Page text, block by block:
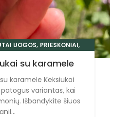
UOGOS, PRIESKONIAI,
su karamele
karamele Keksiukai
variantas, kai
Išbandykite šiuos